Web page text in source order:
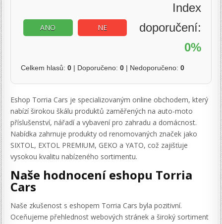
ANO NE
Index
doporučení:
0%
Celkem hlasů:0 | Doporučeno:0 | Nedoporučeno:0
Eshop Torria Cars je specializovaným online obchodem, který
nabízí širokou škálu produktů zaměřených na auto-moto
příslušenství, nářadí a vybavení pro zahradu a domácnost.
Nabídka zahrnuje produkty od renomovaných značek jako
SIXTOL, EXTOL PREMIUM, GEKO a YATO, což zajišťuje
vysokou kvalitu nabízeného sortimentu.
Naše hodnocení eshopu Torria
Cars
Naše zkušenost s eshopem Torria Cars byla pozitivní.
Oceňujeme přehlednost webových stránek a široký sortiment